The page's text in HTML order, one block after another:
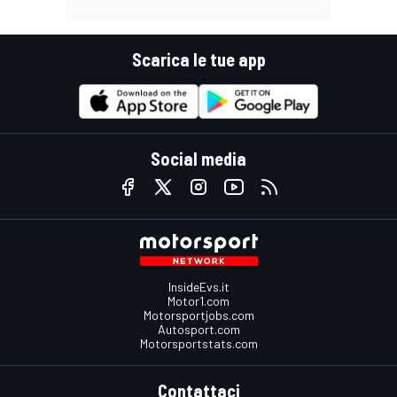
Scarica le tue app
Social media
InsideEvs.it
Motor1.com
Motorsportjobs.com
Autosport.com
Motorsportstats.com
Contattaci